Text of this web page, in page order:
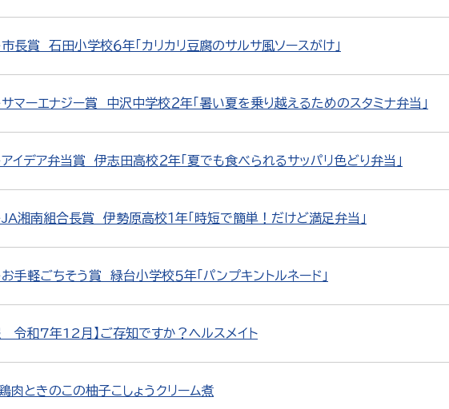
長賞 石田小学校６年「カリカリ豆腐のサルサ風ソースがけ」
マーエナジー賞 中沢中学校２年「暑い夏を乗り越えるためのスタミナ弁当」
イデア弁当賞 伊志田高校２年「夏でも食べられるサッパリ色どり弁当」
湘南組合長賞 伊勢原高校１年「時短で簡単！だけど満足弁当」
手軽ごちそう賞 緑台小学校５年「パンプキントルネード」
令和7年12月】ご存知ですか？ヘルスメイト
肉ときのこの柚子こしょうクリーム煮